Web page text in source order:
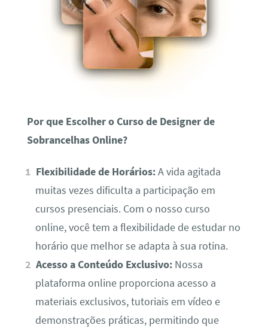
Por que Escolher o Curso de Designer de
Sobrancelhas Online?
Flexibilidade de Horários:A vida agitada
muitas vezes dificulta a participação em
cursos presenciais. Com o nosso curso
online, você tem a flexibilidade de estudar no
horário que melhor se adapta à sua rotina.
Acesso a Conteúdo Exclusivo: Nossa
plataforma online proporciona acesso a
materiais exclusivos, tutoriais em vídeo e
demonstrações práticas, permitindo que